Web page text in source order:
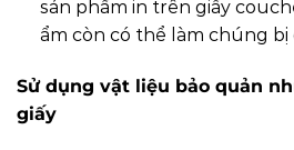
sản phẩm in trên giấy
ẩm còn có thể làm chúng bị
Sử dụng vật liệu bảo quản
giấy